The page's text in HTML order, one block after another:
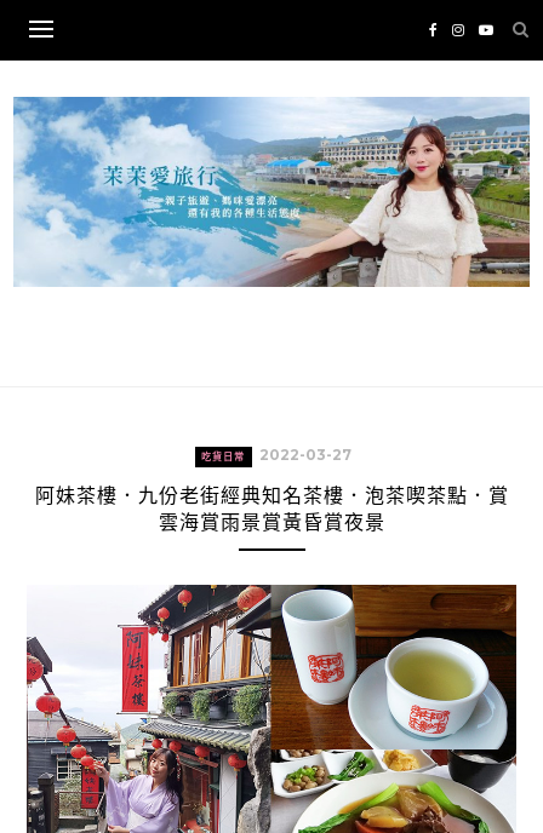
content
吃貨日常 2022-03-27
阿妹茶樓．九份老街經典知名茶樓．泡茶喫茶點．賞
雲海賞雨景賞黃昏賞夜景